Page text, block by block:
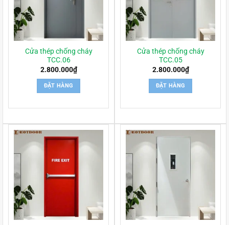
Cửa thép chống cháy
TCC.06
2.800.000₫
ĐẶT HÀNG
Cửa thép chống cháy
TCC.05
2.800.000₫
ĐẶT HÀNG